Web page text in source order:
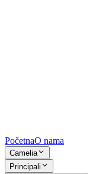
PočetnaO nama
Camelia
Principali